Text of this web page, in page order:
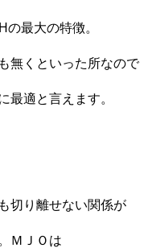
最大の特徴。
無くといった所なので
最適と言えます。
切り離せない関係が
ＭＪＯは